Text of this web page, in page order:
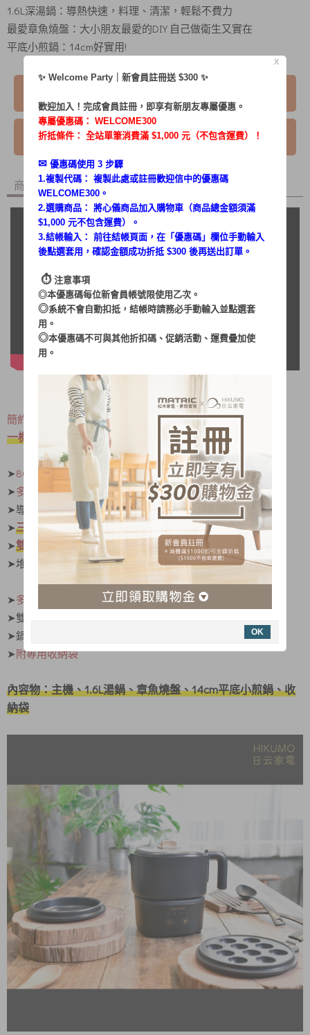
1.6L深湯鍋：導熱快速，料理、清潔，輕鬆不費力
最愛章魚燒盤：大小朋友最愛的DIY 自己做衛生又實在
平底小煎鍋：14cm好實用!
我要詢問
商品內容 商品討論
簡約時尚，精緻小巧
一機叁役，享受多種烹飪風格
➤800W大火力，受熱均勻
➤多種烤盤一機多用途 ，煎炒燒烤多樣化
➤導熱快速，清洗更方便
➤三段溫控+保溫，完美掌握眾食材
➤雙層水性不沾塗層，清洗保養更輕易
➤堆疊收納不佔空間
➤多段火力調節
，溫度可達210℃
➤雙重保護裝置，烹調更安全
➤鍋身與機身底座可分離
➤附專用收納袋
內容物：主機、1.6L湯鍋、章魚燒盤、14cm平底小煎鍋、收
納袋
X
✨ Welcome Party｜新會員註冊送 $300 ✨
歡迎加入！完成會員註冊，即享有新朋友專屬優惠。
專屬優惠碼： WELCOME300
折抵條件： 全站單筆消費滿 $1,000 元（不包含運費）！
✉︎ 優惠碼使用 3 步驟
1.複製代碼： 複製此處或註冊歡迎信中的優惠碼
WELCOME300。
2.選購商品： 將心儀商品加入購物車（商品總金額須滿
$1,000 元不包含運費）。
3.結帳輸入： 前往結帳頁面，在「 優惠碼 」欄位手動輸入
後點選套用，確認金額成功折抵 $300 後再送出訂單。
⏱︎ 注意事項
◎本優惠碼每位新會員帳號限使用乙次。
◎系統不會自動扣抵，結帳時請務必手動輸入並點選套
用。
◎本優惠碼不可與其他折扣碼、促銷活動、運費疊加使
用。
OK